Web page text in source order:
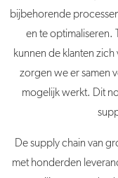
bijbehorende
en te optimaliseren.
kunnen de klanten
zorgen we er samen
mogelijk werkt. Dit
De supply chain van
met honderden